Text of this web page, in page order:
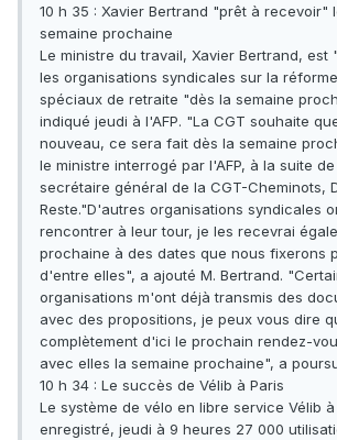
10 h 35 : Xavier Bertrand "prêt à recevoir"
semaine prochaine
Le ministre du travail, Xavier Bertrand, est
les organisations syndicales sur la
spéciaux de retraite "dès la semaine
indiqué jeudi à l'AFP. "La CGT souhaite
nouveau, ce sera fait dès la semaine
le ministre interrogé par l'AFP, à la suite
secrétaire général de la CGT-Cheminots,
Reste."D'autres organisations syndicales
rencontrer à leur tour, je les recevrai
prochaine à des dates que nous fixerons
d'entre elles", a ajouté M. Bertrand.
organisations m'ont déjà transmis des
avec des propositions, je peux vous dire
complètement d'ici le prochain rendez-
avec elles la semaine prochaine", a
10 h 34 : Le succès de Vélib à Paris
Le système de vélo en libre service Vélib
enregistré, jeudi à 9 heures 27 000